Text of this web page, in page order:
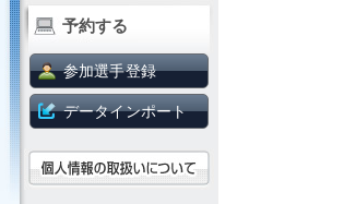
予約する
参加選手登録
データインポート